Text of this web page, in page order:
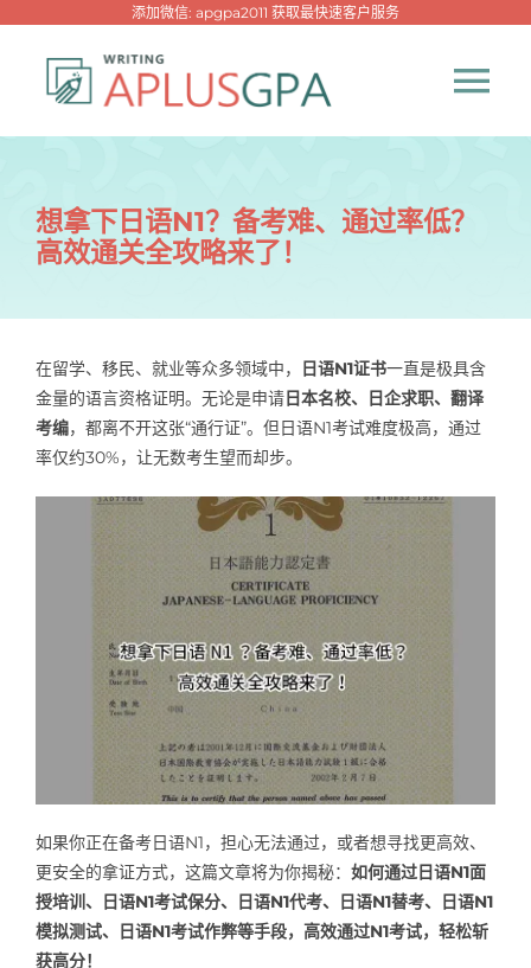
添加微信: apgpa2011 获取最快速客户服务
热门代写
网课专家
Samples Hot!
想拿下日语N1？备考难、通过率低？
高效通关全攻略来了！
在留学、移民、就业等众多领域中， 日语N1证书一直是极具含
金量的语言资格证明。无论是申请日本名校、日企求职、翻译
考编，都离不开这张“通行证”。但日语N1考试难度极高，通过
率仅约30%，让无数考生望而却步。
如果你正在备考日语N1，担心无法通过，或者想寻找更高效、
更安全的拿证方式，这篇文章将为你揭秘： 如何通过日语N1面
授培训、日语N1考试保分、日语N1代考、日语N1替考、日语N1
模拟测试、日语N1考试作弊等手段，高效通过N1考试，轻松斩
获高分！